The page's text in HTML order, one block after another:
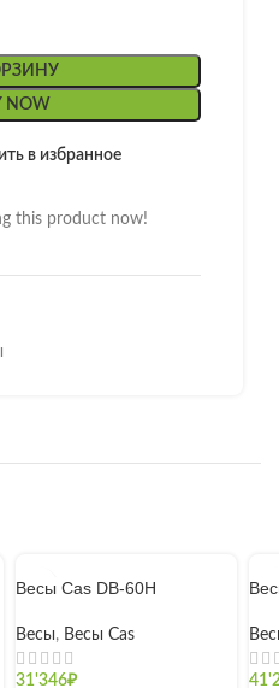
NOW
в избранное
this product now!
Весы Cas DB-60H
Весы, Весы Cas
31'346₽